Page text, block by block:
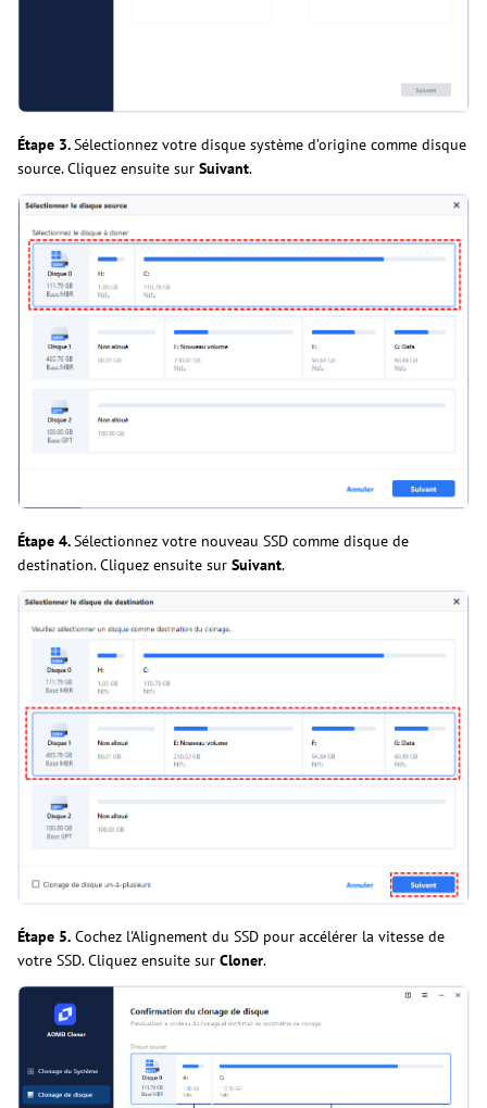
Étape 3.Sélectionnez votre disque système d’origine comme disque
source. Cliquez ensuite sur Suivant.
Étape 4.Sélectionnez votre nouveau SSD comme disque de
destination. Cliquez ensuite sur Suivant.
Étape 5. Cochez l'Alignement du SSD pour accélérer la vitesse de
votre SSD. Cliquez ensuite sur Cloner.